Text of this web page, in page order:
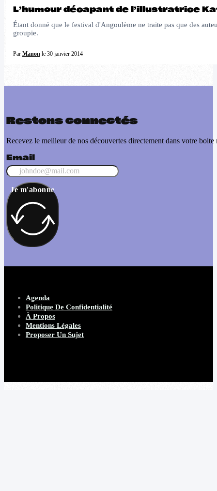
L’humour décapant de l’illustratrice
Étant donné que le festival d'Angoulème ne traite pas que des
groupie.
Par Manonle 30 janvier 2014
Restons connectés
Recevez le meilleur de nos découvertes directement dans votre boite
Email
Je m'abonne
Agenda
Politique De Confidentialité
À Propos
Mentions Légales
Proposer Un Sujet